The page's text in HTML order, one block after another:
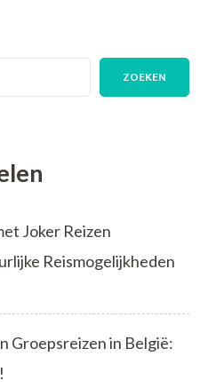
ZOEKEN
Joker Reizen
Reismogelijkheden
Groepsreizen in België: